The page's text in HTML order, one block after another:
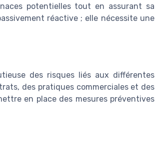
potentielles tout en assurant sa
réactive ; elle nécessite une
des risques liés aux différentes
des pratiques commerciales et des
en place des mesures préventives